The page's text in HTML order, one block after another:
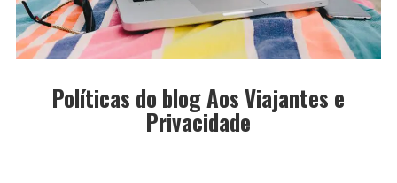
Políticas do blog Aos Viajantes e
Privacidade